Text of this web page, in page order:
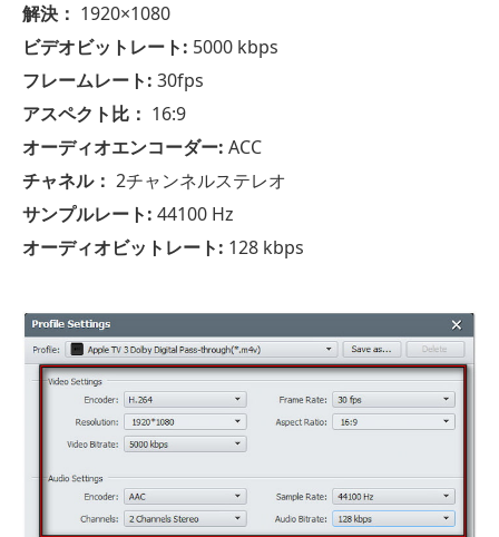
解決： 1920×1080
ビデオビットレート: 5000 kbps
フレームレート: 30fps
アスペクト比： 16:9
オーディオエンコーダー: ACC
チャネル： 2チャンネルステレオ
サンプルレート: 44100 Hz
オーディオビットレート: 128 kbps